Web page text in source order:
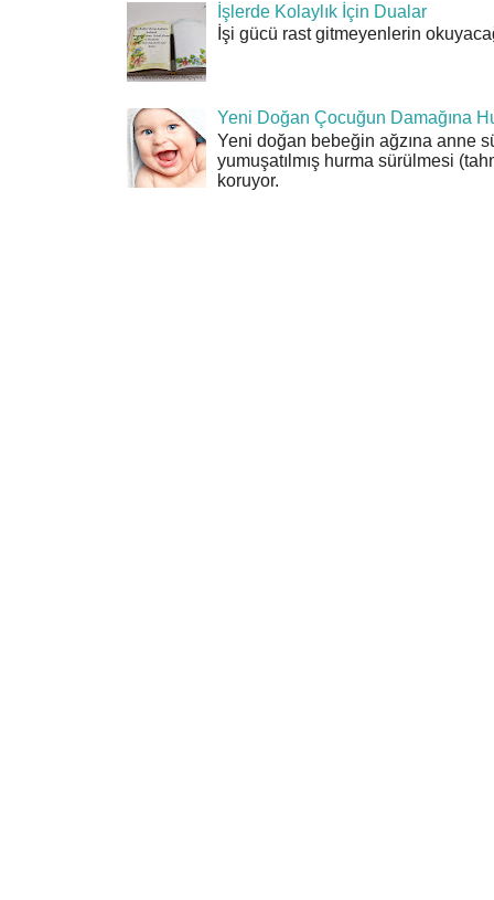
İşlerde Kolaylık İçin Dualar
İşi gücü rast gitmeyenlerin
Yeni Doğan Çocuğun Damağına
Yeni doğan bebeğin ağzına anne
yumuşatılmış hurma sürülmesi
koruyor.